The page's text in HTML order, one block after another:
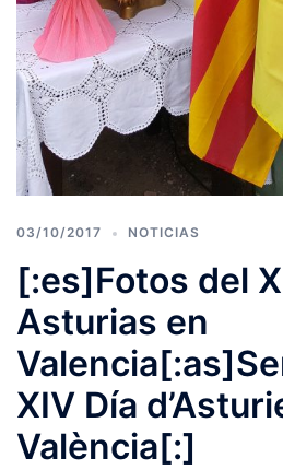
03/10/2017 NOTICIAS
[:es]Fotos del
Asturias en
XIV Día
València[:]